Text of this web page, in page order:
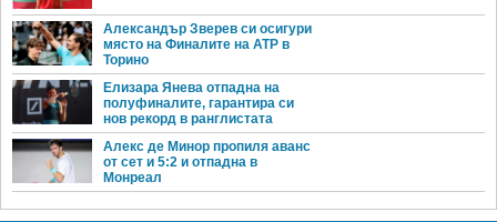
Александър Зверев си осигури
място на Финалите на ATP в
Торино
Елизара Янева отпадна на
полуфиналите, гарантира си
нов рекорд в ранглистата
Алекс де Минор пропиля аванс
от сет и 5:2 и отпадна в
Монреал